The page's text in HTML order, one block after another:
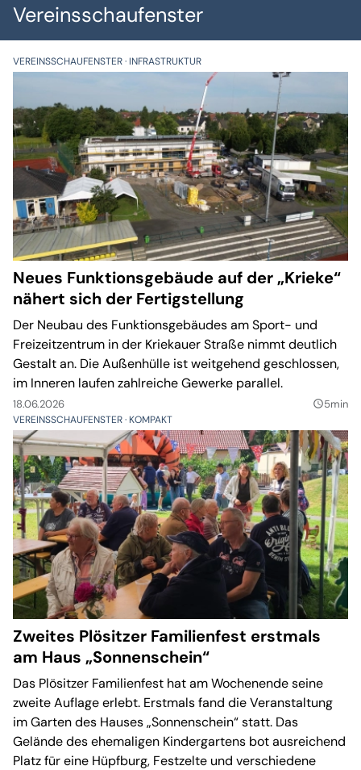
Vereinsschaufenster
VEREINSSCHAUFENSTER INFRASTRUKTUR
Neues Funktionsgebäude auf der „Krieke“
nähert sich der Fertigstellung
Der Neubau des Funktionsgebäudes am Sport- und
Freizeitzentrum in der Kriekauer Straße nimmt deutlich
Gestalt an. Die Außenhülle ist weitgehend geschlossen,
im Inneren laufen zahlreiche Gewerke parallel.
18.06.2026 query_builder5min
VEREINSSCHAUFENSTER KOMPAKT
Zweites Plösitzer Familienfest erstmals
am Haus „Sonnenschein“
Das Plösitzer Familienfest hat am Wochenende seine
zweite Auflage erlebt. Erstmals fand die Veranstaltung
im Garten des Hauses „Sonnenschein“ statt. Das
Gelände des ehemaligen Kindergartens bot ausreichend
Platz für eine Hüpfburg, Festzelte und verschiedene